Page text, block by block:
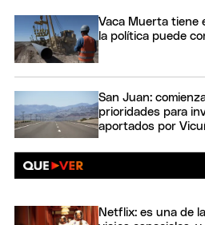
Vaca Muerta tiene
la política puede
San Juan:
prioridades para
aportados por
Netflix: es una de